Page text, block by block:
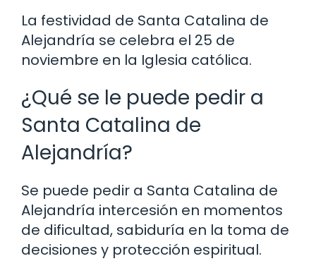
La festividad de Santa Catalina de
Alejandría se celebra el 25 de
noviembre en la Iglesia católica.
¿Qué se le puede pedir a
Santa Catalina de
Alejandría?
Se puede pedir a Santa Catalina de
Alejandría intercesión en momentos
de dificultad, sabiduría en la toma de
decisiones y protección espiritual.